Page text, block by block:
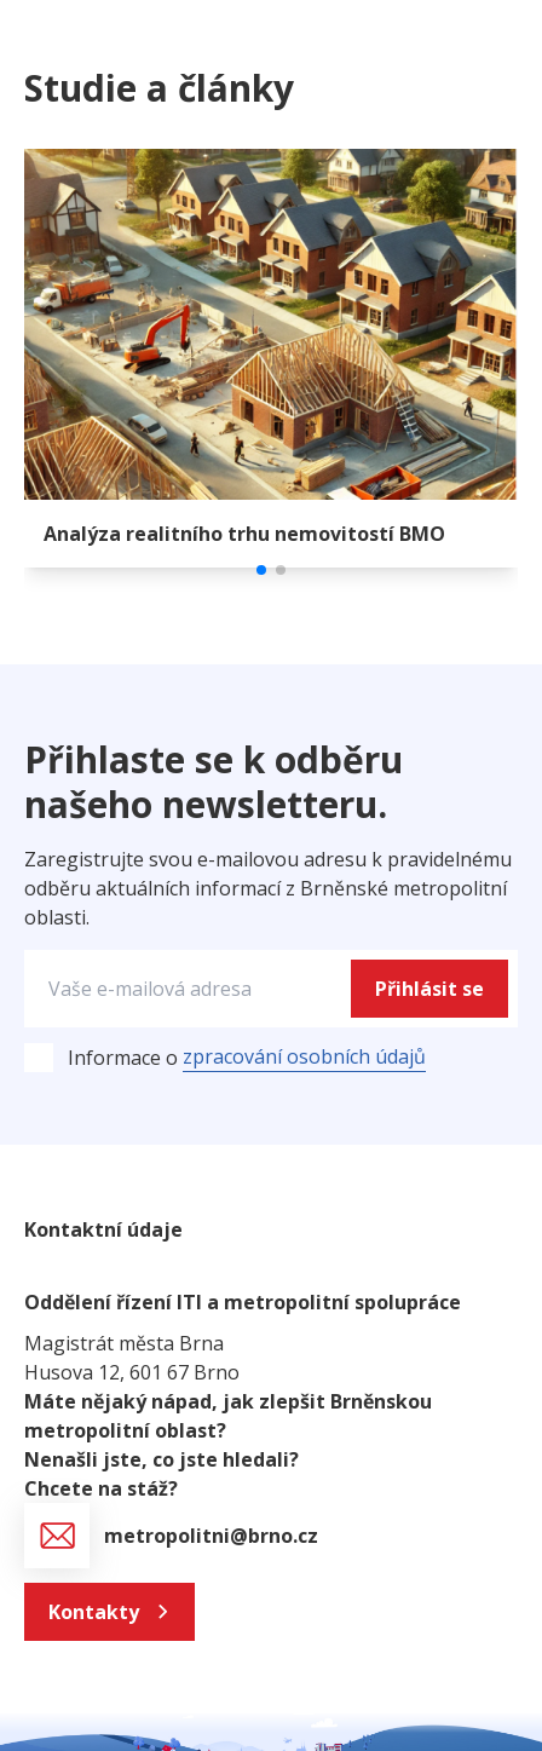
Studie a články
Analýza realitního trhu nemovitostí BMO
Přihlaste se k odběru
našeho newsletteru.
Zaregistrujte svou e-mailovou adresu k pravidelnému
odběru aktuálních informací z Brněnské metropolitní
oblasti.
Přihlásit se
Informace o zpracování osobních údajů
Kontaktní údaje
Oddělení řízení ITI a metropolitní spolupráce
Magistrát města Brna
Husova 12, 601 67 Brno
Máte nějaký nápad, jak zlepšit Brněnskou
metropolitní oblast?
Nenašli jste, co jste hledali?
Chcete na stáž?
metropolitni@brno.cz
Kontakty